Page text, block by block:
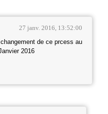
27 janv. 2016, 13:52:00
de ce prcess au
2016